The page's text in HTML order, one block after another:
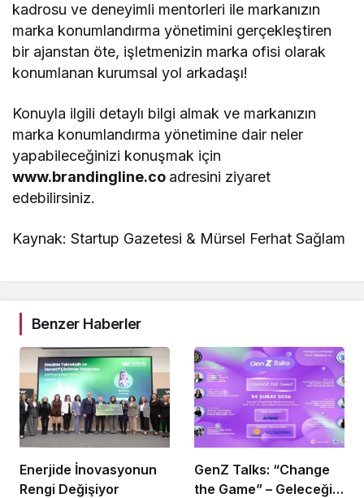
kadrosu ve deneyimli mentorleri ile markanızın
marka konumlandırma yönetimini gerçekleştiren
bir ajanstan öte, işletmenizin marka ofisi olarak
konumlanan kurumsal yol arkadaşı!
Konuyla ilgili detaylı bilgi almak ve markanızın
marka konumlandırma yönetimine dair neler
yapabileceğinizi konuşmak için
www.brandingline.co adresini ziyaret
edebilirsiniz.
Kaynak: Startup Gazetesi & Mürsel Ferhat Sağlam
Benzer Haberler
Enerjide İnovasyonun
Rengi Değişiyor
GenZ Talks: “Change
the Game” – Geleceği